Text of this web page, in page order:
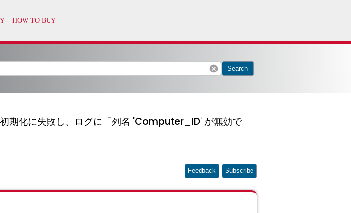
cancel Search
期化に失敗し、ログに「列名 'Computer_ID' が無効で
Feedback Subscribe